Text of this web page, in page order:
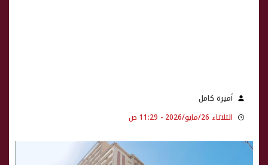
أميرة كامل
الثلاثاء 26/مايو/2026 - 11:29 ص